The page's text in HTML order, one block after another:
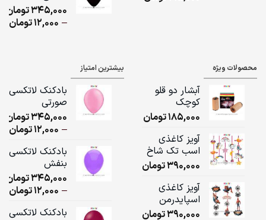
345,000تومان
–
12,000تومان
محصولات ویژه
آبشار دو قلو
کوچک
185,000تومان
آویز کاغذی
اسب تک شاخ
390,000تومان
آویز کاغذی
اسپایدرمن
390,000تومان
بیشترین امتیاز
بادکنک لاتکسی
صورتی
345,000تومان
–
12,000تومان
بادکنک لاتکسی
بنفش
345,000تومان
–
12,000تومان
بادکنک لاتکسی